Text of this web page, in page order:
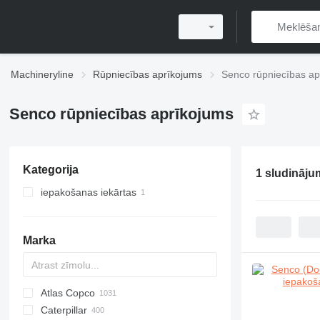
Machineryline Rūpniecības aprīkojums Senco rūpniecības
Senco rūpniecības aprīkojums
Kategorija
iepakošanas iekārtas
Marka
PDS
APD
AB
Ensis
Pega
VZ
AG3
Atlas Copco
DrillAir
QAS
PDP
E-series
B-series
BM
GFS
VT
Rover
533
Airpure
BySprint Fiber
CK
SR
Caterpillar
1